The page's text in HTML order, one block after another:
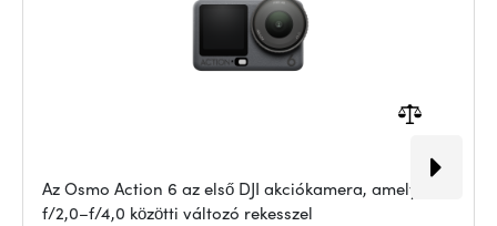
Az Osmo Action 6 az első DJI akciókamera, amely
f/2,0–f/4,0 közötti változó rekesszel